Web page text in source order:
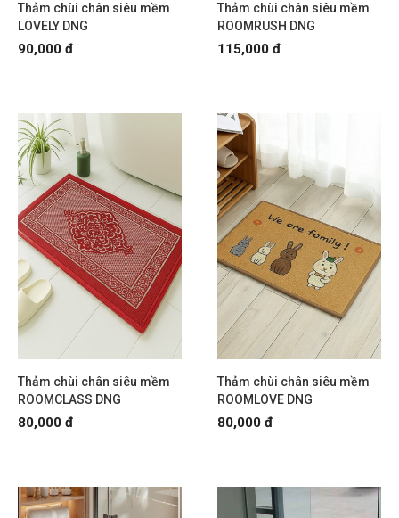
Thảm chùi chân siêu mềm
LOVELY DNG
90,000 đ
Thảm chùi chân siêu mềm
ROOMRUSH DNG
115,000 đ
Thảm chùi chân siêu mềm
ROOMCLASS DNG
80,000 đ
Thảm chùi chân siêu mềm
ROOMLOVE DNG
80,000 đ